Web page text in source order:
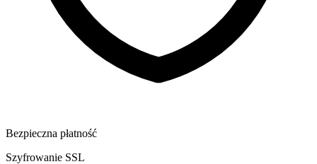
Bezpieczna płatność
Szyfrowanie SSL